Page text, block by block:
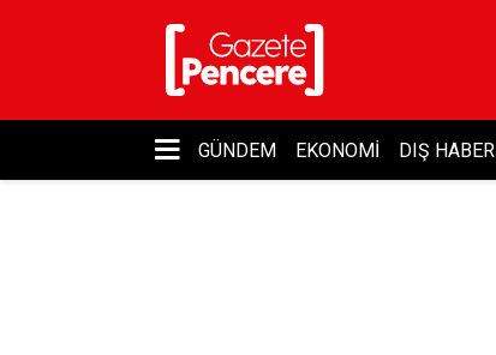
GÜNDEM EKONOMI DIŞ HABER